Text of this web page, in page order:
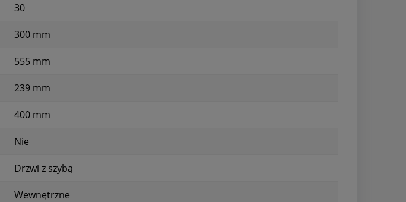
30
300 mm
555 mm
239 mm
400 mm
Nie
Drzwi z szybą
Wewnętrzne